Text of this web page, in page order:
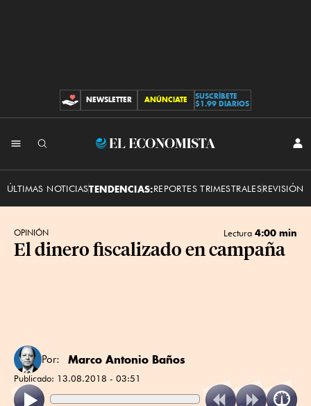
CONTRIBUCIONES
NEWSLETTER ANÚNCIATE
SUSCRÍBETE
$1.99 DIARIOS
El
ÚLTIMAS NOTICIASTENDENCIAS:REPORTES TRIMESTRALESREVISIÓN
OPINIÓN Lectura 4:00 min
El dinero fiscalizado en campaña
Por: Marco Antonio Baños
Publicado: 13.08.2018 - 03:51